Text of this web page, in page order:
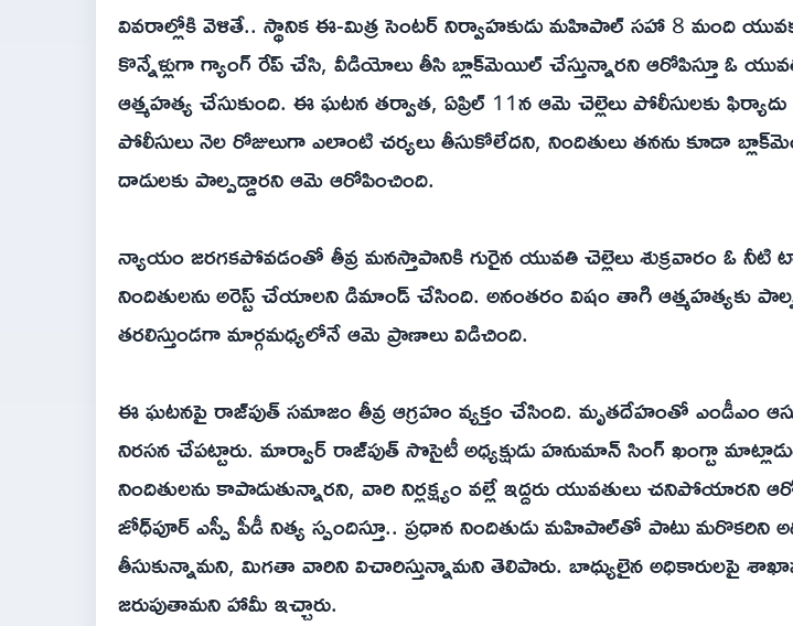
వివరాల్లోకి వెళితే.. స్థానిక ఈ-మిత్ర సెంటర్ నిర్వాహకుడు మహిపాల్ సహా 8 మంది
కొన్నేళ్లుగా గ్యాంగ్ రేప్ చేసి, వీడియోలు తీసి బ్లాక్‌మెయిల్ చేస్తున్నారని ఆరోపిస్తూ ఓ
ఆత్మహత్య చేసుకుంది. ఈ ఘటన తర్వాత, ఏప్రిల్ 11న ఆమె చెల్లెలు పోలీసులకు
పోలీసులు నెల రోజులుగా ఎలాంటి చర్యలు తీసుకోలేదని, నిందితులు తనను కూడా
దాడులకు పాల్పడ్డారని ఆమె ఆరోపించింది.
న్యాయం జరగకపోవడంతో తీవ్ర మనస్తాపానికి గురైన యువతి చెల్లెలు శుక్రవారం ఓ నీటి
నిందితులను అరెస్ట్ చేయాలని డిమాండ్ చేసింది. అనంతరం విషం తాగి ఆత్మహత్యకు
తరలిస్తుండగా మార్గమధ్యలోనే ఆమె ప్రాణాలు విడిచింది.
ఈ ఘటనపై రాజ్‌పుత్ సమాజం తీవ్ర ఆగ్రహం వ్యక్తం చేసింది. మృతదేహంతో ఎండీఎం
నిరసన చేపట్టారు. మార్వార్ రాజ్‌పుత్ సొసైటీ అధ్యక్షుడు హనుమాన్ సింగ్ ఖంగ్టా
నిందితులను కాపాడుతున్నారని, వారి నిర్లక్ష్యం వల్లే ఇద్దరు యువతులు చనిపోయారని
జోధ్‌పూర్ ఎస్పీ పీడీ నిత్య స్పందిస్తూ.. ప్రధాన నిందితుడు మహిపాల్‌తో పాటు మరొకరిని
తీసుకున్నామని, మిగతా వారిని విచారిస్తున్నామని తెలిపారు. బాధ్యులైన అధికారులపై
జరుపుతామని హామీ ఇచ్చారు.